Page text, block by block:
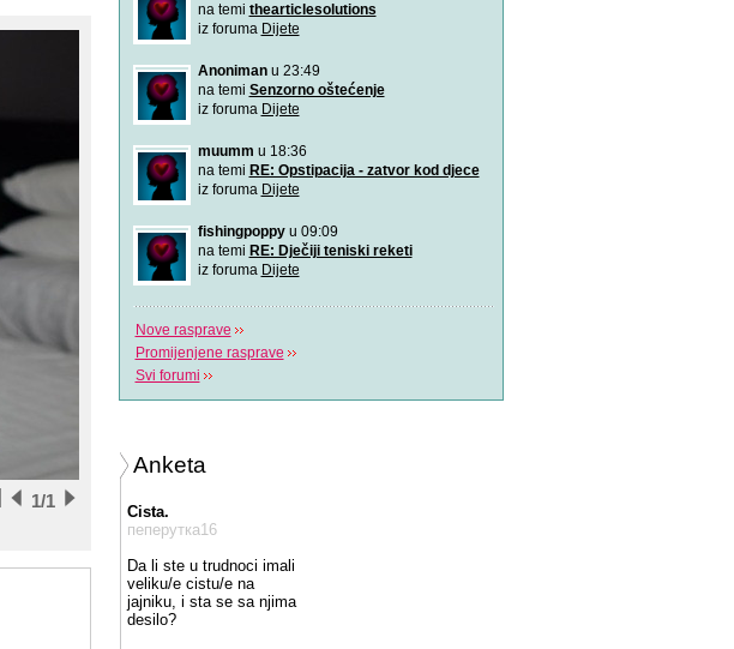
/1
1
na temi thearticlesolutions
iz foruma Dijete
Anonimanu 23:49
na temi Senzorno oštećenje
iz foruma Dijete
muumm u 18:36
na temi RE: Opstipacija - zatvor kod djece
iz foruma Dijete
fishingpoppyu 09:09
na temi RE: Dječiji teniski reketi
iz foruma Dijete
Nove rasprave
Promijenjene rasprave
Svi forumi
Anketa
Cista.
пеперутка16
Da li ste u trudnoci imali
veliku/e cistu/e na
jajniku, i sta se sa njima
desilo?